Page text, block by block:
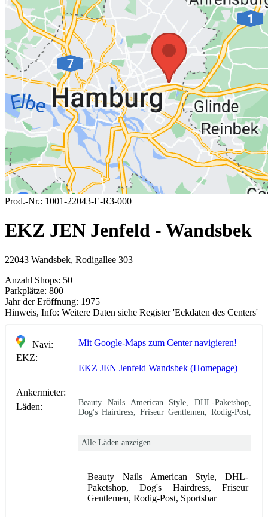
Prod.-Nr.: 1001-22043-E-R3-000
EKZ JEN Jenfeld - Wandsbek
22043 Wandsbek, Rodigallee 303
Anzahl Shops: 50
Parkplätze: 800
Jahr der Eröffnung: 1975
Hinweis, Info: Weitere Daten siehe Register 'Eckdaten des Centers'
Navi:
Mit Google-Maps zum Center navigieren!
EKZ:
EKZ JEN Jenfeld Wandsbek (Homepage)
Ankermieter:
Läden:
Beauty Nails American Style, DHL-Paketshop,
Dog's Hairdress, Friseur Gentlemen, Rodig-Post,
Alle Läden anzeigen
Beauty Nails American Style, DHL-
Paketshop, Dog's Hairdress, Friseur
Gentlemen, Rodig-Post, Sportsbar